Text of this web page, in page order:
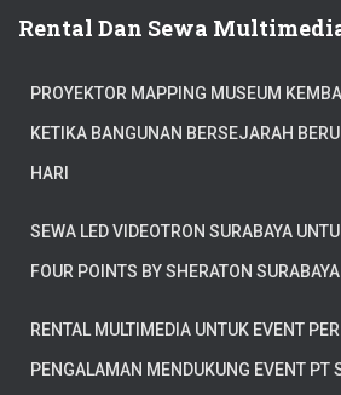
Rental Dan Sewa
PROYEKTOR MAPPING MUSEUM
KETIKA BANGUNAN BERSEJARAH
HARI
SEWA LED VIDEOTRON SURABAYA
FOUR POINTS BY SHERATON SURABAYA
RENTAL MULTIMEDIA UNTUK EVENT
PENGALAMAN MENDUKUNG EVENT PT